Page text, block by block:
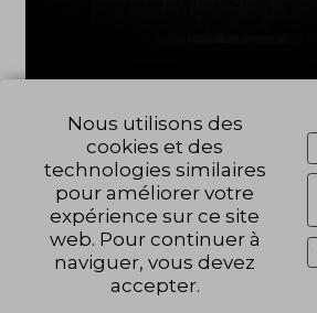
Nous utilisons des
cookies et des
technologies similaires
pour améliorer votre
expérience sur ce site
web. Pour continuer à
naviguer, vous devez
accepter.